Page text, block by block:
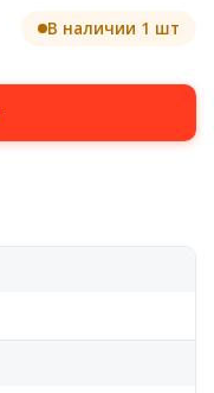
В наличии 1 шт